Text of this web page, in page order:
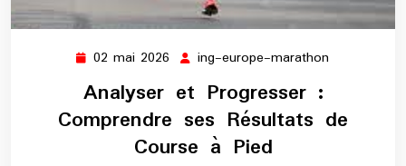
02 mai 2026 02
mai
2026
ing-europe-marathon
Analyser et Progresser :
Comprendre ses Résultats de
Course à Pied